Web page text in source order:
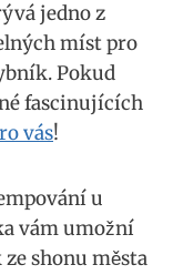
jedno z
míst pro
Pokud
fascinujících
vás!
u
vám umožní
shonu města